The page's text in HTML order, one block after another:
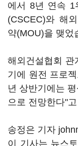
에서 8년 연속 1
(CSCEC)와 해
약(MOU)을 맺었
해외건설협회 관
기에 원전 프로
년 상반기에는
으로 전망한다"
송정은 기자
이 기사는 뉴스